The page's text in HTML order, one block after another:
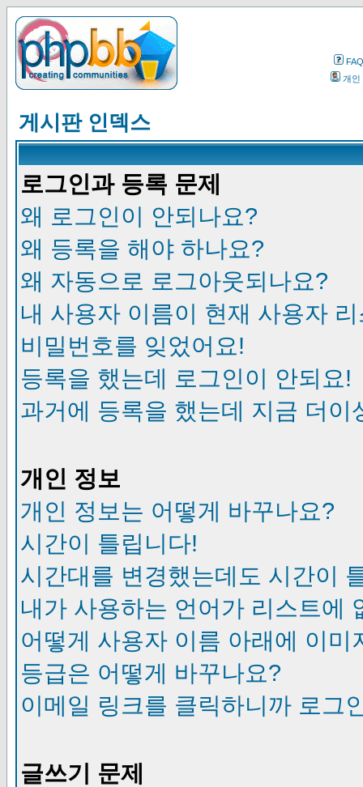
FAQ
개인
게시판 인덱스
로그인과 등록 문제
왜 로그인이 안되나요?
왜 등록을 해야 하나요?
왜 자동으로 로그아웃되나요?
내 사용자 이름이 현재 사용자
비밀번호를 잊었어요!
등록을 했는데 로그인이 안되요!
과거에 등록을 했는데 지금 더이
개인 정보
개인 정보는 어떻게 바꾸나요?
시간이 틀립니다!
시간대를 변경했는데도 시간이
내가 사용하는 언어가 리스트에
어떻게 사용자 이름 아래에 이미
등급은 어떻게 바꾸나요?
이메일 링크를 클릭하니까 로그
글쓰기 문제